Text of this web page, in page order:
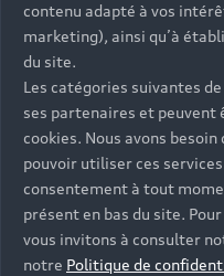
contenu adapté à vos
marketing), ainsi qu’à
du site.
Les catégories suivantes
ses partenaires et peuvent
cookies. Nous avons
pouvoir utiliser ces
consentement à tout
présent en bas du site.
vous invitons à consulter
notre Politique de